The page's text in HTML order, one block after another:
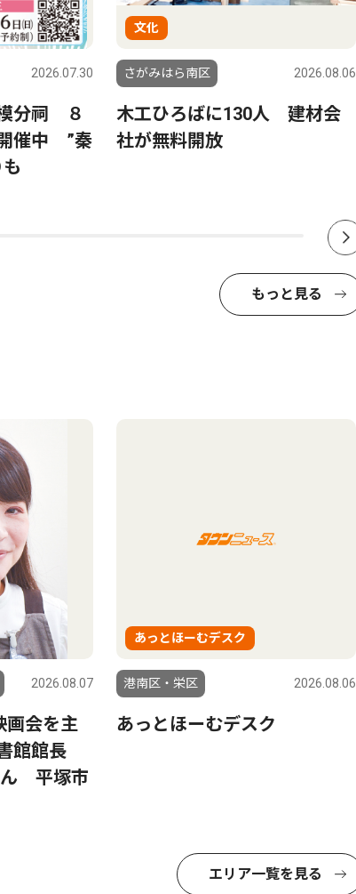
2026.07.30
分祠 ８
催中 ”秦
文化
さがみはら南区 2026.08.06
木工ひろばに130人 建材会
社が無料開放
もっと見る
2026.08.07
画会を主
館館長
平塚市
あっとほーむデスク
港南区・栄区 2026.08.06
あっとほーむデスク
エリア一覧を見る